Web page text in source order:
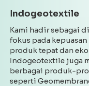
Indogeotextile
Kami hadir sebagai
fokus pada
produk tepat dan
Indogeotextile juga
berbagai produk-
seperti